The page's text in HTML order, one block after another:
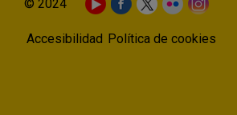
© 2024
Accesibilidad Política de cookies